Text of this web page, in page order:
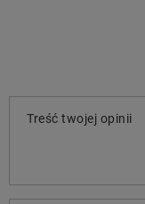
Treść twojej opinii